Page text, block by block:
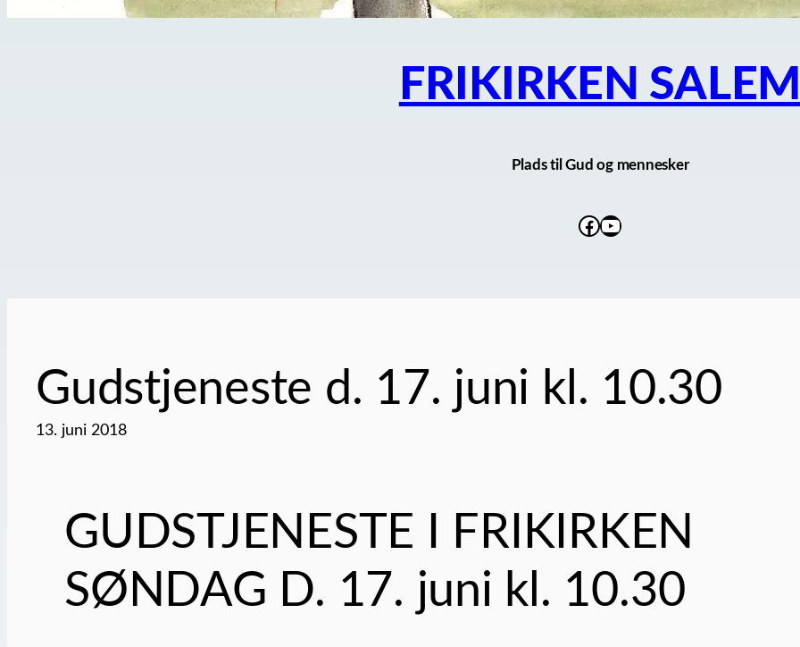
FRIKIRKEN
Plads til Gud og mennesker
Facebook
YouTube
Gudstjeneste d. 17. juni kl. 10.30
13. juni 2018
GUDSTJENESTE I FRIKIRKEN
SØNDAG D. 17. juni kl. 10.30